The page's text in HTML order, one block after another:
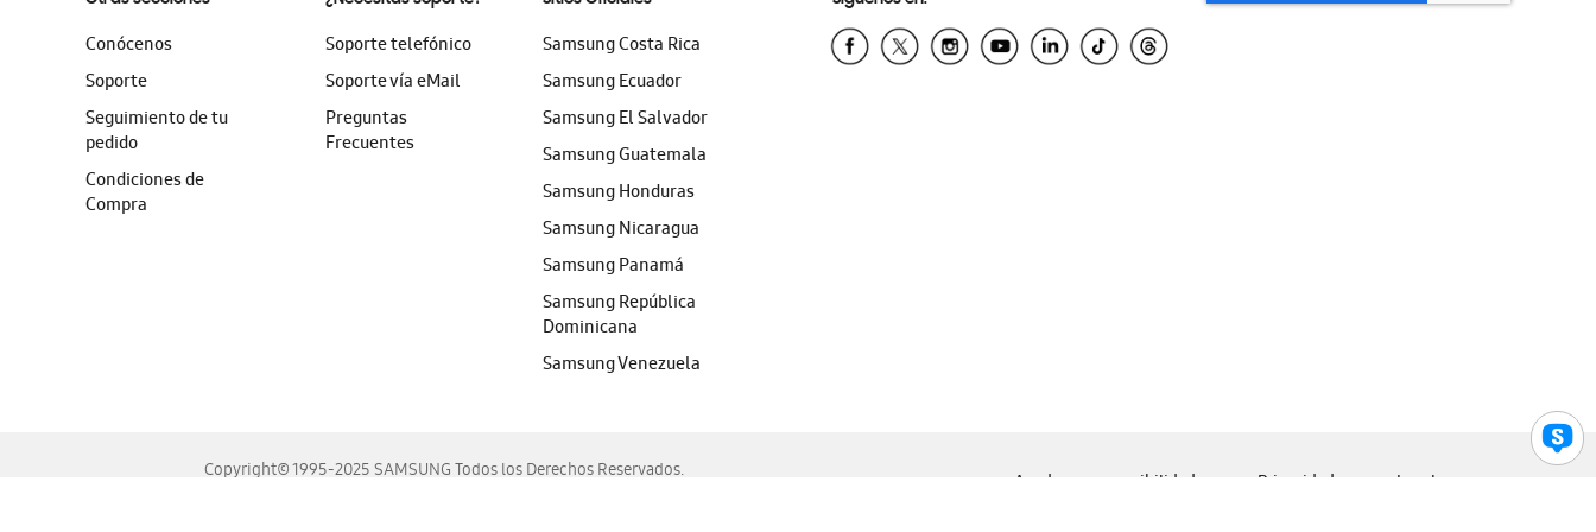
Conócenos
Soporte
Seguimiento de tu
pedido
Condiciones de
Compra
Soporte telefónico
Soporte vía eMail
Preguntas
Frecuentes
Samsung Costa Rica
Samsung Ecuador
Samsung El Salvador
Samsung Guatemala
Samsung Honduras
Samsung Nicaragua
Samsung Panamá
Samsung República
Dominicana
Samsung Venezuela
Copyright© 1995-2025 SAMSUNG Todos los Derechos Reservados.
Ayuda para accesibilidad Privacidad Legal